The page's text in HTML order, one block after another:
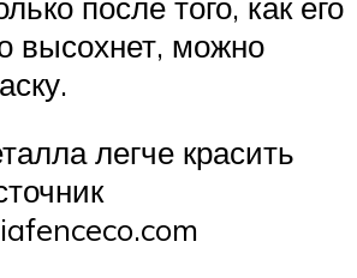
высохнет, можно
легче красить